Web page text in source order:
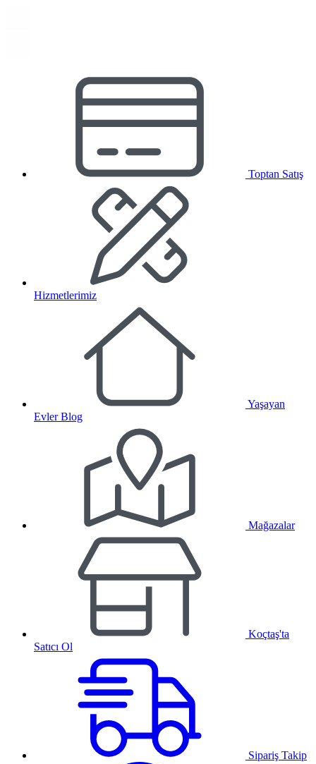
Toptan Satış
Hizmetlerimiz
Yaşayan
Evler Blog
Mağazalar
Koçtaş'ta
Satıcı Ol
Sipariş Takip